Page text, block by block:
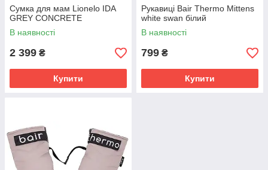
Сумка для мам Lionelo IDA
GREY CONCRETE
В наявності
2 399 ₴
Купити
Рукавиці Bair Thermo Mittens
white swan білий
В наявності
799 ₴
Купити